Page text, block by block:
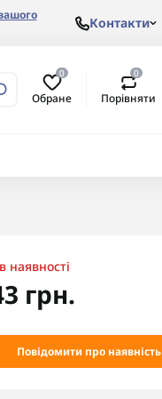
Контакти
0
Обране
0
Порівняти
наявності
грн.
Повідомити про наявність